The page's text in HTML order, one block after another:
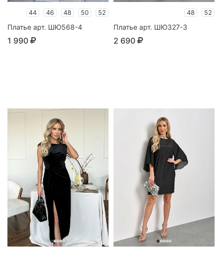
44 46 48 50 52
Платье арт. ШЮ568-4
1 990
48 52
Платье арт. ШЮ327-3
2 690